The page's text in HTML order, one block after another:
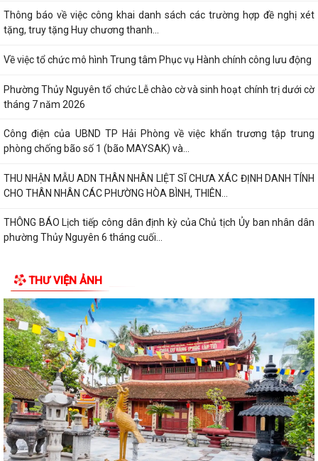
Thông báo về việc công khai danh sách các trường hợp đề nghị xét
tặng, truy tặng Huy chương thanh...
Về việc tổ chức mô hình Trung tâm Phục vụ Hành chính công lưu động
Phường Thủy Nguyên tổ chức Lễ chào cờ và sinh hoạt chính trị dưới cờ
tháng 7 năm 2026
Công điện của UBND TP Hải Phòng về việc khẩn trương tập trung
phòng chống bão số 1 (bão MAYSAK) và...
THU NHẬN MẪU ADN THÂN NHÂN LIỆT SĨ CHƯA XÁC ĐỊNH DANH TÍNH
CHO THÂN NHÂN CÁC PHƯỜNG HÒA BÌNH, THIÊN...
THÔNG BÁO Lịch tiếp công dân định kỳ của Chủ tịch Ủy ban nhân dân
phường Thủy Nguyên 6 tháng cuối...
THÂN NHÂN LIỆT SĨ CHƯA XÁC ĐỊNH DANH TÍNH
PHƯỜNG THỦY NGUYÊN TRIỂN KHAI VẬN ĐỘNG ỦNG HỘ QUỸ "ĐỀN ƠN
ĐÁP NGHĨA" NĂM 2026
THÔNG TIN VỀ VIỆC SẮP XẾP, TỔ CHỨC LẠI CÁC TỔ DÂN PHỐ TRÊN
ĐỊA BÀN PHƯỜNG THỦY NGUYÊN
Nghị quyết thành lập phòng chuyên môn
Trung tâm chính trị phường Thủy Nguyên tiếp tục tổ chức lớp bồi
dưỡng lý luận chính trị và nghiệp...
THƯ VIỆN ẢNH